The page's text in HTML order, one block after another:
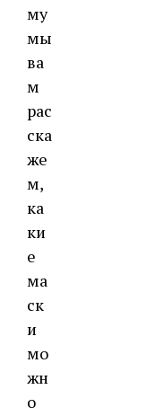
му
мы
ва
м
рас
ска
же
м,
ка
ки
е
ма
ск
и
мо
жн
о